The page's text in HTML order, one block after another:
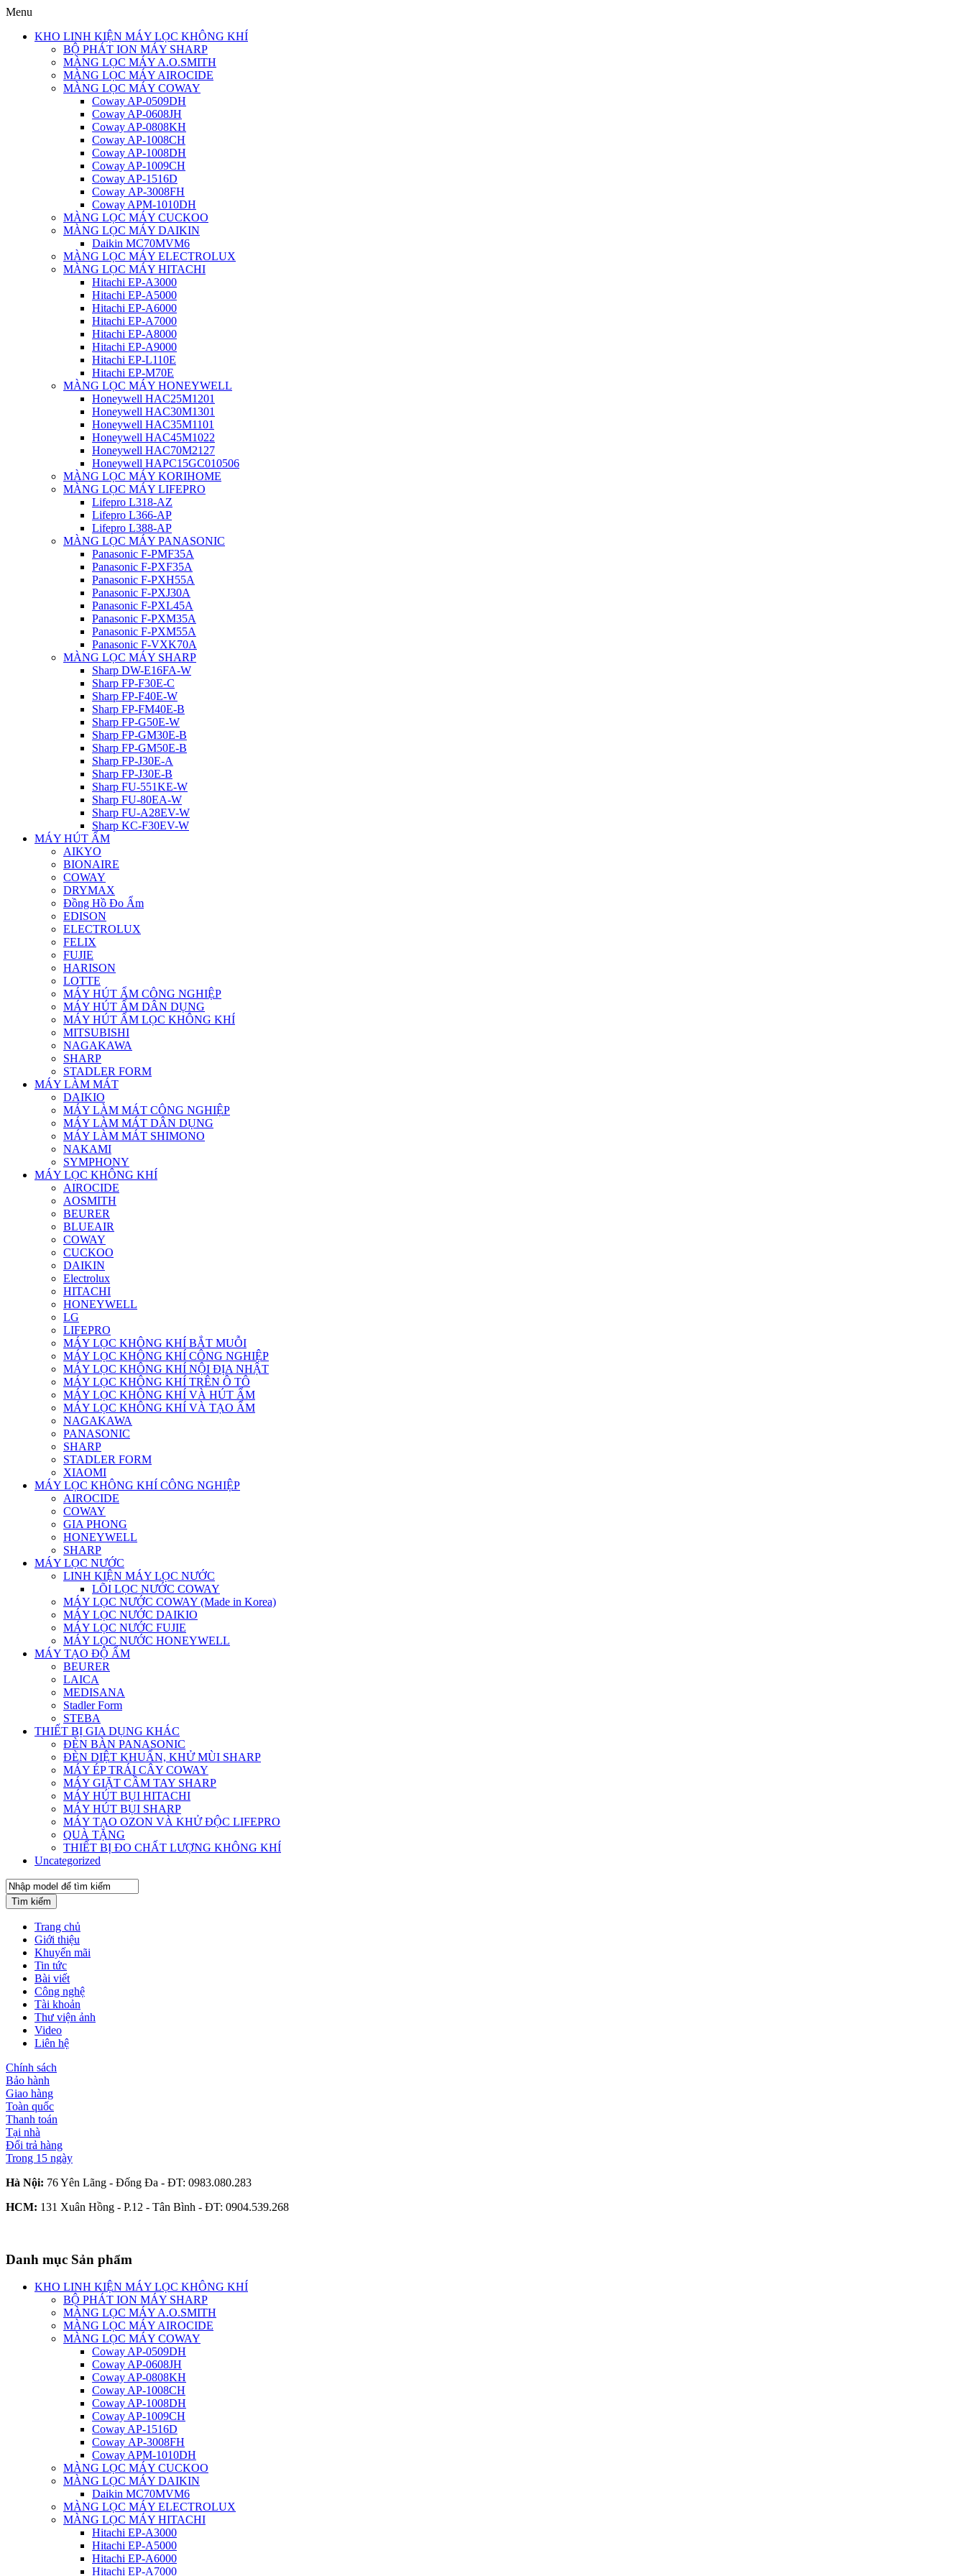
Menu
KHO LINH KIỆN MÁY LỌC KHÔNG KHÍ
BỘ PHÁT ION MÁY SHARP
MÀNG LỌC MÁY A.O.SMITH
MÀNG LỌC MÁY AIROCIDE
MÀNG LỌC MÁY COWAY
Coway AP-0509DH
Coway AP-0608JH
Coway AP-0808KH
Coway AP-1008CH
Coway AP-1008DH
Coway AP-1009CH
Coway AP-1516D
Coway AP-3008FH
Coway APM-1010DH
MÀNG LỌC MÁY CUCKOO
MÀNG LỌC MÁY DAIKIN
Daikin MC70MVM6
MÀNG LỌC MÁY ELECTROLUX
MÀNG LỌC MÁY HITACHI
Hitachi EP-A3000
Hitachi EP-A5000
Hitachi EP-A6000
Hitachi EP-A7000
Hitachi EP-A8000
Hitachi EP-A9000
Hitachi EP-L110E
Hitachi EP-M70E
MÀNG LỌC MÁY HONEYWELL
Honeywell HAC25M1201
Honeywell HAC30M1301
Honeywell HAC35M1101
Honeywell HAC45M1022
Honeywell HAC70M2127
Honeywell HAPC15GC010506
MÀNG LỌC MÁY KORIHOME
MÀNG LỌC MÁY LIFEPRO
Lifepro L318-AZ
Lifepro L366-AP
Lifepro L388-AP
MÀNG LỌC MÁY PANASONIC
Panasonic F-PMF35A
Panasonic F-PXF35A
Panasonic F-PXH55A
Panasonic F-PXJ30A
Panasonic F-PXL45A
Panasonic F-PXM35A
Panasonic F-PXM55A
Panasonic F-VXK70A
MÀNG LỌC MÁY SHARP
Sharp DW-E16FA-W
Sharp FP-F30E-C
Sharp FP-F40E-W
Sharp FP-FM40E-B
Sharp FP-G50E-W
Sharp FP-GM30E-B
Sharp FP-GM50E-B
Sharp FP-J30E-A
Sharp FP-J30E-B
Sharp FU-551KE-W
Sharp FU-80EA-W
Sharp FU-A28EV-W
Sharp KC-F30EV-W
MÁY HÚT ẨM
AIKYO
BIONAIRE
COWAY
DRYMAX
Đồng Hồ Đo Ẩm
EDISON
ELECTROLUX
FELIX
FUJIE
HARISON
LOTTE
MÁY HÚT ẨM CÔNG NGHIỆP
MÁY HÚT ẨM DÂN DỤNG
MÁY HÚT ẨM LỌC KHÔNG KHÍ
MITSUBISHI
NAGAKAWA
SHARP
STADLER FORM
MÁY LÀM MÁT
DAIKIO
MÁY LÀM MÁT CÔNG NGHIỆP
MÁY LÀM MÁT DÂN DỤNG
MÁY LÀM MÁT SHIMONO
NAKAMI
SYMPHONY
MÁY LỌC KHÔNG KHÍ
AIROCIDE
AOSMITH
BEURER
BLUEAIR
COWAY
CUCKOO
DAIKIN
Electrolux
HITACHI
HONEYWELL
LG
LIFEPRO
MÁY LỌC KHÔNG KHÍ BẮT MUỖI
MÁY LỌC KHÔNG KHÍ CÔNG NGHIỆP
MÁY LỌC KHÔNG KHÍ NỘI ĐỊA NHẬT
MÁY LỌC KHÔNG KHÍ TRÊN Ô TÔ
MÁY LỌC KHÔNG KHÍ VÀ HÚT ẨM
MÁY LỌC KHÔNG KHÍ VÀ TẠO ẨM
NAGAKAWA
PANASONIC
SHARP
STADLER FORM
XIAOMI
MÁY LỌC KHÔNG KHÍ CÔNG NGHIỆP
AIROCIDE
COWAY
GIA PHONG
HONEYWELL
SHARP
MÁY LỌC NƯỚC
LINH KIỆN MÁY LỌC NƯỚC
LÕI LỌC NƯỚC COWAY
MÁY LỌC NƯỚC COWAY (Made in Korea)
MÁY LỌC NƯỚC DAIKIO
MÁY LỌC NƯỚC FUJIE
MÁY LỌC NƯỚC HONEYWELL
MÁY TẠO ĐỘ ẨM
BEURER
LAICA
MEDISANA
Stadler Form
STEBA
THIẾT BỊ GIA DỤNG KHÁC
ĐÈN BÀN PANASONIC
ĐÈN DIỆT KHUẨN, KHỬ MÙI SHARP
MÁY ÉP TRÁI CÂY COWAY
MÁY GIẶT CẦM TAY SHARP
MÁY HÚT BỤI HITACHI
MÁY HÚT BỤI SHARP
MÁY TẠO OZON VÀ KHỬ ĐỘC LIFEPRO
QUÀ TẶNG
THIẾT BỊ ĐO CHẤT LƯỢNG KHÔNG KHÍ
Uncategorized
Tìm kiếm
Trang chủ
Giới thiệu
Khuyến mãi
Tin tức
Bài viết
Công nghệ
Tài khoản
Thư viện ảnh
Video
Liên hệ
Chính sách
Bảo hành
Giao hàng
Toàn quốc
Thanh toán
Tại nhà
Đổi trả hàng
Trong 15 ngày
Hà Nội: 76 Yên Lãng - Đống Đa - ĐT: 0983.080.283
HCM: 131 Xuân Hồng - P.12 - Tân Bình - ĐT: 0904.539.268
Danh mục Sản phẩm
KHO LINH KIỆN MÁY LỌC KHÔNG KHÍ
BỘ PHÁT ION MÁY SHARP
MÀNG LỌC MÁY A.O.SMITH
MÀNG LỌC MÁY AIROCIDE
MÀNG LỌC MÁY COWAY
Coway AP-0509DH
Coway AP-0608JH
Coway AP-0808KH
Coway AP-1008CH
Coway AP-1008DH
Coway AP-1009CH
Coway AP-1516D
Coway AP-3008FH
Coway APM-1010DH
MÀNG LỌC MÁY CUCKOO
MÀNG LỌC MÁY DAIKIN
Daikin MC70MVM6
MÀNG LỌC MÁY ELECTROLUX
MÀNG LỌC MÁY HITACHI
Hitachi EP-A3000
Hitachi EP-A5000
Hitachi EP-A6000
Hitachi EP-A7000